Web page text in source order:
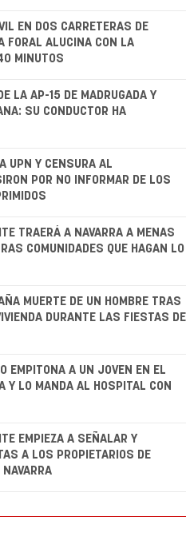
EN DOS CARRETERAS DE
FORAL ALUCINA CON LA
MINUTOS
LA AP-15 DE MADRUGADA Y
SU CONDUCTOR HA
UPN Y CENSURA AL
POR NO INFORMAR DE LOS
TRAERÁ A NAVARRA A MENAS
COMUNIDADES QUE HAGAN LO
MUERTE DE UN HOMBRE TRAS
DURANTE LAS FIESTAS DE
EMPITONA A UN JOVEN EN EL
Y LO MANDA AL HOSPITAL CON
EMPIEZA A SEÑALAR Y
A LOS PROPIETARIOS DE